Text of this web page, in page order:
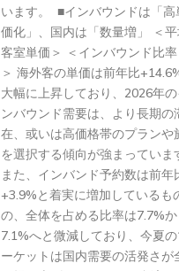
います。 ■インバウンドは「高
価化」、国内は「数量増」 ＜
客室単価＞ ＜インバウンド比率
＞ 海外客の単価は前年比
大幅に上昇しており、2026年の
ンバウンド需要は、より長期の
在、或いは高価格帯のプランや
を選択する傾向が強まっていま
また、インバンド予約数は前年
+3.9%と着実に増加しているも
の、全体を占める比率は7.7%か
7.1%へと微減しており、今夏
ーケットは国内需要の活発さが